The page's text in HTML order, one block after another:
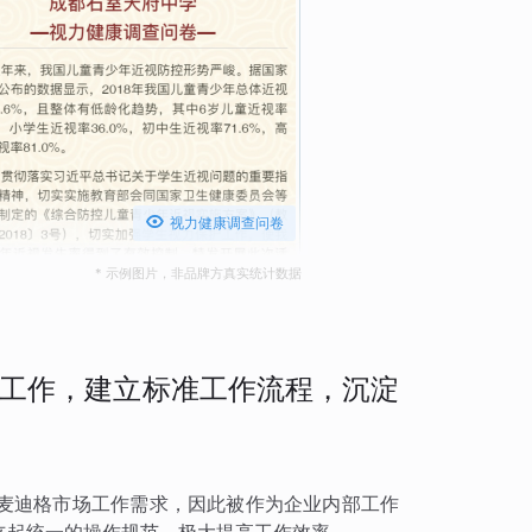
 视力健康调查问卷
* 示例图片，非品牌方真实统计数据
作，建立标准工作流程，沉淀
迪格市场工作需求，因此被作为企业内部工作